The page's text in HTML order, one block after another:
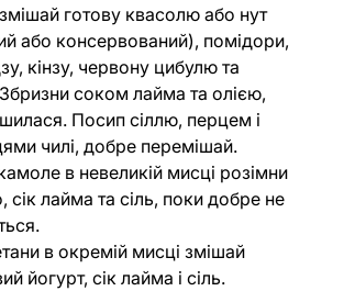
готову квасолю або нут
або консервований), помідори,
кінзу, червону цибулю та
соком лайма та олією,
Посип сіллю, перцем і
чилі, добре перемішай.
в невеликій мисці розімни
сік лайма та сіль, поки добре не
в окремій мисці змішай
йогурт, сік лайма і сіль.